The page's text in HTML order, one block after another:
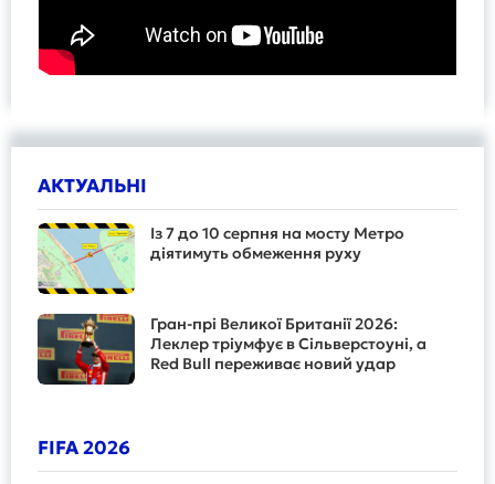
АКТУАЛЬНІ
Із 7 до 10 серпня на мосту Метро
діятимуть обмеження руху
Гран-прі Великої Британії 2026:
Леклер тріумфує в Сільверстоуні, а
Red Bull переживає новий удар
FIFA 2026